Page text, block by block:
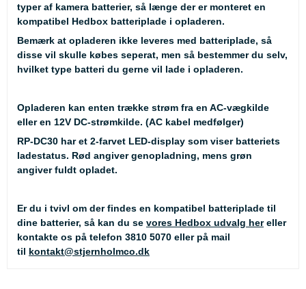
typer af kamera batterier, så længe der er monteret en
kompatibel Hedbox batteriplade i opladeren.
Bemærk at opladeren ikke leveres med batteriplade, så
disse vil skulle købes seperat, men så bestemmer du selv,
hvilket type batteri du gerne vil lade i opladeren.
Opladeren kan enten trække strøm fra en AC-vægkilde
eller en 12V DC-strømkilde. (AC kabel medfølger)
RP-DC30 har et 2-farvet LED-display som viser batteriets
ladestatus. Rød angiver genopladning, mens grøn
angiver fuldt opladet.
Er du i tvivl om der findes en kompatibel batteriplade til
dine batterier, så kan du se vores Hedbox udvalg hereller
kontakte os på telefon 3810 5070 eller på mail
til kontakt@stjernholmco.dk